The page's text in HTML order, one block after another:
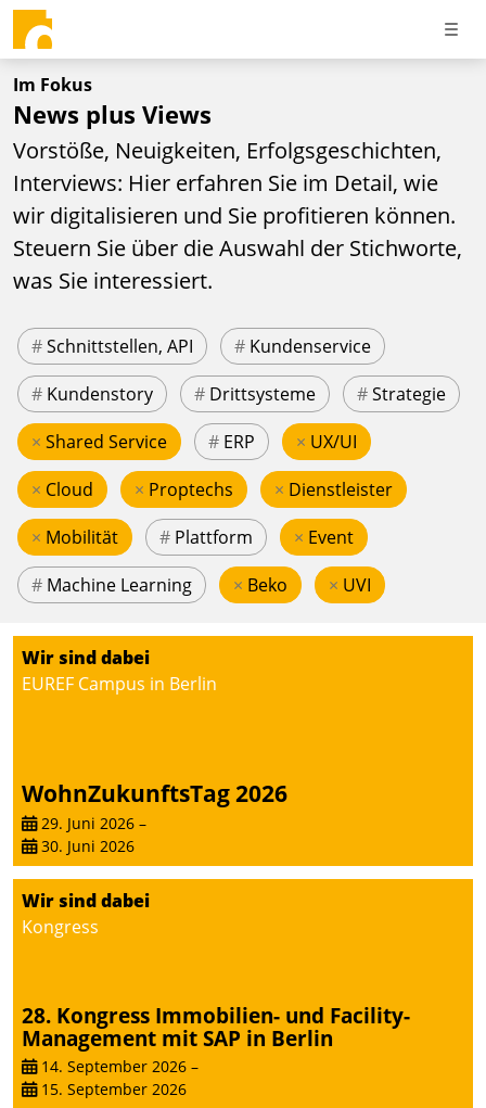
Im Fokus
News plus Views
Vorstöße, Neuigkeiten, Erfolgsgeschichten,
Interviews: Hier erfahren Sie im Detail, wie
wir digitalisieren und Sie profitieren können.
Steuern Sie über die Auswahl der Stichworte,
was Sie interessiert.
#Schnittstellen, API # Kundenservice
# Kundenstory # Drittsysteme #Strategie
× Shared Service # ERP × UX/UI
× Cloud × Proptechs × Dienstleister
× Mobilität # Plattform × Event
# Machine Learning × Beko × UVI
Wir sind dabei
EUREF Campus in Berlin
WohnZukunftsTag 2026
29. Juni 2026 –
30. Juni 2026
Wir sind dabei
Kongress
28. Kongress Immobilien- und Facility-
Management mit SAP in Berlin
14. September 2026 –
15. September 2026